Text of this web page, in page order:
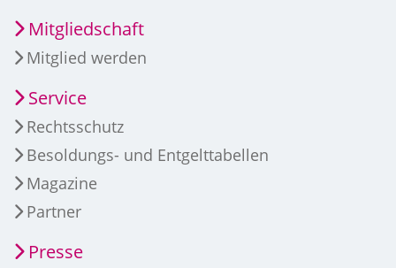
Mitgliedschaft
Mitglied werden
Service
Rechtsschutz
Besoldungs- und Entgelttabellen
Magazine
Partner
Presse